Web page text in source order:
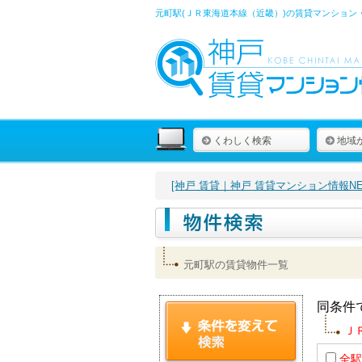
元町駅(ＪＲ東海道本線（近畿）)の賃貸マンション
くわしく検索 地域
[神戸 賃貸｜神戸 賃貸マンション情報
元町駅の賃貸物件一覧
同条件
全駅